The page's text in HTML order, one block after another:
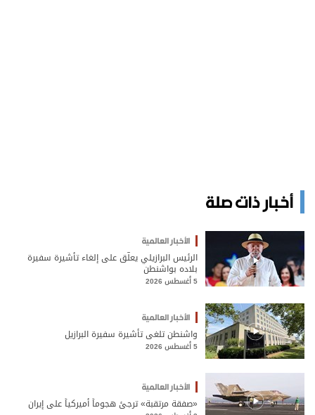
أخبار ذات صلة
الأخبار العالمية
الرئيس البرازيلي يعلّق على إلغاء تأشيرة سفيرة
بلاده بواشنطن
5 أغسطس 2026
الأخبار العالمية
واشنطن تلغي تأشيرة سفيرة البرازيل
5 أغسطس 2026
الأخبار العالمية
«صفقة مرتقبة» ترجئ هجوماً أميركياً على إيران